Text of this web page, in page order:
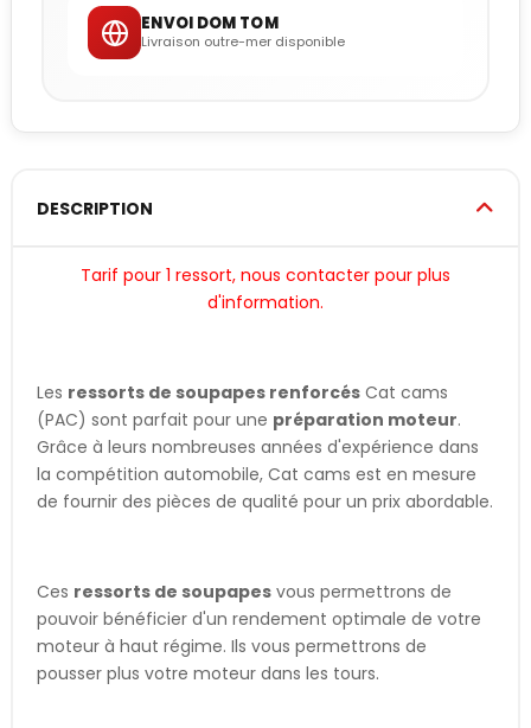
ENVOI DOM TOM
Livraison outre-mer disponible
DESCRIPTION
Tarif pour 1 ressort, nous contacter pour plus
d'information.
Les ressorts de soupapes renforcés Cat cams
(PAC) sont parfait pour une préparation moteur.
Grâce à leurs nombreuses années d'expérience dans
la compétition automobile, Cat cams est en mesure
de fournir des pièces de qualité pour un prix abordable.
Ces ressorts de soupapes vous permettrons de
pouvoir bénéficier d'un rendement optimale de votre
moteur à haut régime. Ils vous permettrons de
pousser plus votre moteur dans les tours.